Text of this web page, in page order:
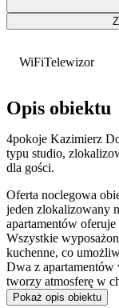
WiFiTelewizor
Opis obiektu
4pokoje Kazimierz
typu studio,
dla gości.
Oferta noclegowa
jeden zlokalizowany
apartamentów
Wszystkie
kuchenne, co
Dwa z apartamentów
tworzy atmosferę w
prywatnym tarasem
Pokaż opis obiektu